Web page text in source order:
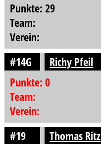
Punkte: 29
Team:
Verein:
#14G
Richy Pfeil
Punkte: 0
Team:
Verein:
#19
Thomas Ritz